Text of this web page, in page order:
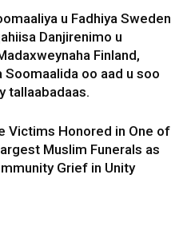
u Fadhiya Sweden
Danjirenimo u
Finland,
Soomaalida oo aad u soo
tallaabadaas.
Victims Honored in One of
Muslim Funerals as
Grief in Unity